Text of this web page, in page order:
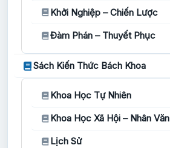
Khởi Nghiệp – Chiến Lược
Đàm Phán – Thuyết Phục
Sách Kiến Thức Bách Khoa
Khoa Học Tự Nhiên
Khoa Học Xã Hội – Nhân Văn
Lịch Sử